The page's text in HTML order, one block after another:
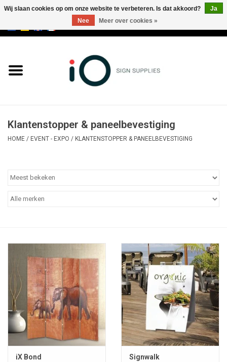
Merken
Klantenstopper & paneelbevestiging
HOME / EVENT - EXPO / KLANTENSTOPPER & PANEELBEVESTIGING
iX Bond
Signwalk
Wij slaan cookies op om onze website te verbeteren. Is dat akkoord?
Ja
Nee
Meer over cookies »